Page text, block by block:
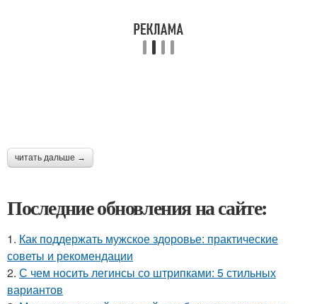
читать дальше →
Последние обновления на сайте:
1. Как поддержать мужское здоровье: практические
советы и рекомендации
2. С чем носить легинсы со штрипками: 5 стильных
вариантов